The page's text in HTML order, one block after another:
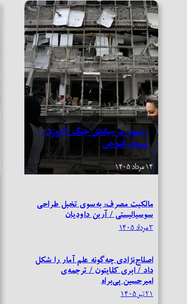
زیستن در میانه‌ی جنگ ۴۰‌روزه /
سردار فتوحی
۱۴ مرداد ۱۴۰۵
مالکیت مصرف: به‌سوی تخیل طراحی
سوسیالیستی / آرین داودیان
۳ مرداد ۱۴۰۵
اصلاح‌نژادی چه‌گونه علم آمار را شکل
داد / ابری کلایتون / ترجمه‌ی
امیرحسین پی‌براه
۲۱ تیر ۱۴۰۵